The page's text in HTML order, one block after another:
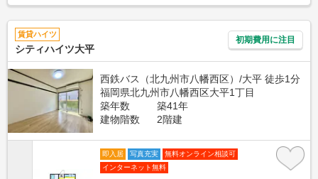
賃貸ハイツ
シティハイツ大平
初期費用に注目
西鉄バス（北九州市八幡西区）/大平 徒歩1分
福岡県北九州市八幡西区大平1丁目
築年数
築41年
建物階数
2階建
即入居 写真充実
無料オンライン相談可
インターネット無料